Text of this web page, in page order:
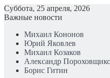
Суббота, 25 апреля, 2026
Важные новости
Михаил Кононов
Юрий Яковлев
Михаил Козаков
Александр
Борис Гитин